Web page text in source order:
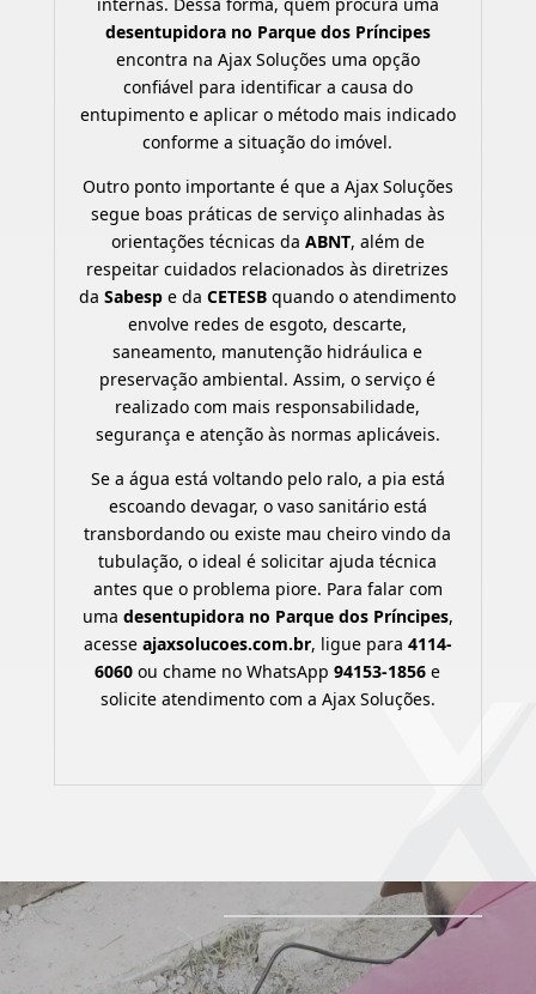
desentupidora no Parque dos Príncipes
encontra na Ajax Soluções uma opção
confiável para identificar a causa do
entupimento e aplicar o método mais indicado
conforme a situação do imóvel.
Outro ponto importante é que a Ajax Soluções
segue boas práticas de serviço alinhadas às
orientações técnicas da ABNT, além de
respeitar cuidados relacionados às diretrizes
daSabesp e daCETESB quando o atendimento
envolve redes de esgoto, descarte,
saneamento, manutenção hidráulica e
preservação ambiental. Assim, o serviço é
realizado com mais responsabilidade,
segurança e atenção às normas aplicáveis.
Se a água está voltando pelo ralo, a pia está
escoando devagar, o vaso sanitário está
transbordando ou existe mau cheiro vindo da
tubulação, o ideal é solicitar ajuda técnica
antes que o problema piore. Para falar com
uma desentupidora no Parque dos Príncipes,
acesse ajaxsolucoes.com.br, ligue para 4114-
6060 ou chame no WhatsApp94153-1856 e
solicite atendimento com a Ajax Soluções.